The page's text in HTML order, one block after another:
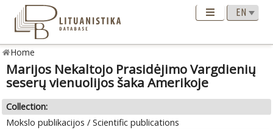
Home
Marijos Nekaltojo Prasidėjimo Vargdienių
seserų vienuolijos šaka Amerikoje
Collection:
Mokslo publikacijos / Scientific publications